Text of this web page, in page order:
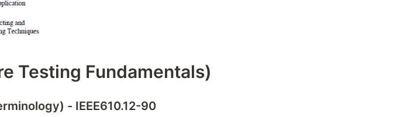
Testing Fundamentals)
- IEEE610.12-90